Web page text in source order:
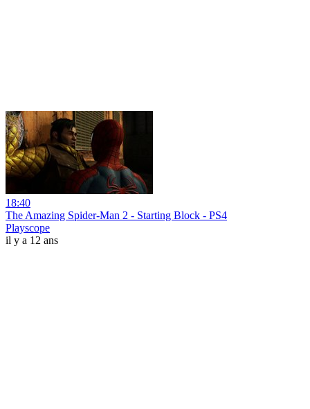
18:40
The Amazing Spider-Man 2 - Starting Block - PS4
Playscope
il y a 12 ans